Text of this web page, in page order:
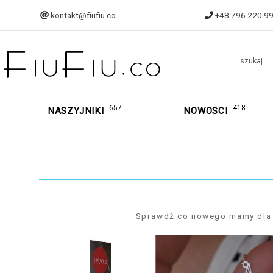
kontakt@fiufiu.co +48 796 220
szukaj...
NASZYJNIKI 657 NOWOSCI 418
Sprawdź co nowego mamy
139,90 zł